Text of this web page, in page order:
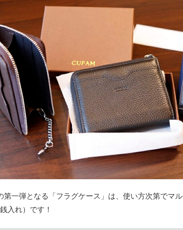
第一弾となる「フラグケース」は、使い方次第でマ
入れ）です！